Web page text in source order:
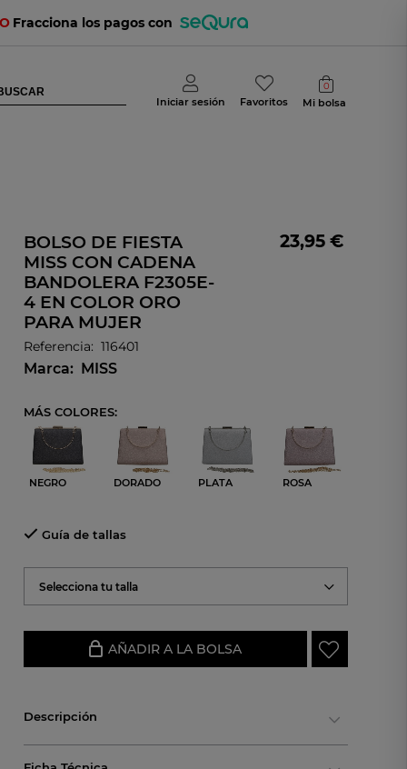
Fracciona los pagos con
Iniciar sesión Favoritos
0
Mi bolsa
BOLSO DE FIESTA
MISS CON CADENA
BANDOLERA F2305E-
4 EN COLOR ORO
PARA MUJER
Referencia: 116401
Marca: MISS
23,95 €
MÁS COLORES:
NEGRO DORADO PLATA ROSA
Guía de tallas
Selecciona tu talla
AÑADIR A LA BOLSA
Descripción